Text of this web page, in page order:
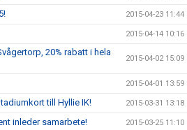
2015-04-23 11:44
2015-04-14 10:16
20% rabatt i hela
2015-04-02 15:09
2015-04-01 13:59
till Hyllie IK! 2015-03-31 13:18
inleder samarbete! 2015-03-25 11:10